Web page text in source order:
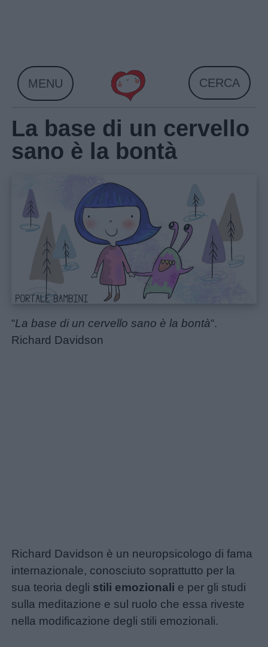
Home
MENU CERCA
La base di un cervello
sano è la bontà
“La base di un cervello sano è la bontà“.
Richard Davidson
Richard Davidson è un neuropsicologo di fama
internazionale, conosciuto soprattutto per la
sua teoria degli stili emozionali e per gli studi
sulla meditazione e sul ruolo che essa riveste
nella modificazione degli stili emozionali.